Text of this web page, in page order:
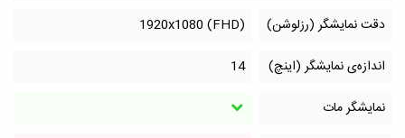
دقت نمایشگر (رزلوشن)
1920x1080 (FHD)
اندازه‌ی نمایشگر (اینچ)
14
نمایشگر مات